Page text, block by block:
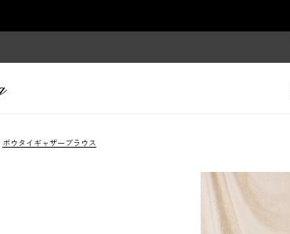
ボウタイギャザーブラウス